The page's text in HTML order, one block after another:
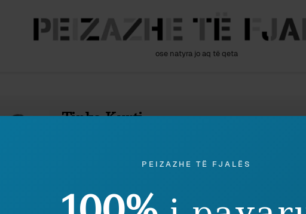
ose natyra jo aq të qeta
Tinka Kurti
PEIZAZHE TË FJALËS